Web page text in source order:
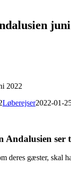
juni
2022
Løberejser2022-01-
ser
deres gæster, skal